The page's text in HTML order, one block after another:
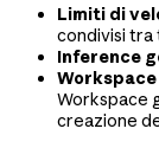
Limiti di
condivisi tra
Inference
Workspace
Workspace
creazione